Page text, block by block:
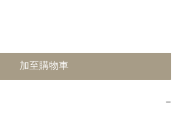
加至購物車
−